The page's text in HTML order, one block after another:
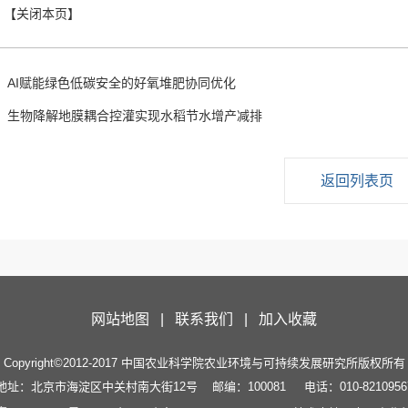
AI赋能绿色低碳安全的好氧堆肥协同优化
生物降解地膜耦合控灌实现水稻节水增产减排
返回列表页
网站地图 | 联系我们 | 加入收藏
Copyright©2012-2017 中国农业科学院农业环境与可持续发展研究所版权所有
址：北京市海淀区中关村南大街12号
邮编：100081 电话：010-